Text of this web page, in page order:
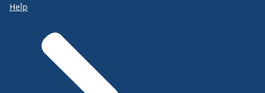
Help